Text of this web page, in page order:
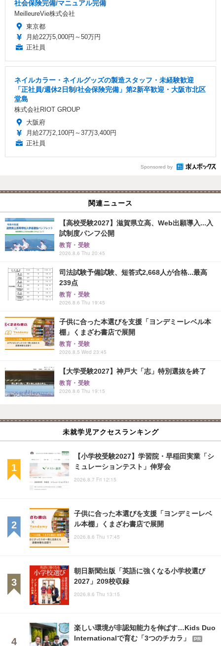
社会保険完備/マニュアル完備
MeilleureVie株式会社
東京都
月給22万5,000円～50万円
正社員
ネイルカラー・ネイルグッズの製造スタッフ・未経験歓迎
「正社員/週休2日制/社会保険完備」第2新卒歓迎・大阪市北区
堂島
株式会社RIOT GROUP
大阪府
月給27万2,100円～37万3,400円
正社員
Sponsored by
関連ニュース
【高校受験2027】滋賀県立高、Web出願導入...入
試制度パンフ公開
教育・受験
2026.8.6 Thu 20:45
司法試験予備試験、短答式2,668人が合格...最高
239点
教育・受験
2026.8.6 Thu 19:45
子供に合った本選びを支援「ヨンデミーレベル本
棚」くまざわ書店で展開
教育・受験
2026.8.5 Wed 23:45
【大学受験2027】神戸大「志」特別選抜を終了
教育・受験
2026.8.6 Thu 19:15
未就学児アクセスランキング
【小学校受験2027】学習院・早稲田実業「シ
ミュレーションテスト」伸芽会
2026.8.7 Fri 12:15
子供に合った本選びを支援「ヨンデミーレベ
ル本棚」くまざわ書店で展開
2026.8.6 Thu 17:45
朝日新聞出版「英語に強くなる小学校選び
2027」209校収録
2026.8.6 Thu 13:15
楽しい環境が非認知能力を伸ばす…Kids Duo
Internationalで育む「3つのチカラ」
PR